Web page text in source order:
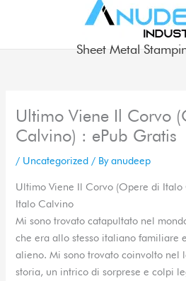
Sheet Metal
Ultimo Viene Il Corvo
Calvino) : ePub Gratis
/ Uncategorized / Byanudeep
Ultimo Viene Il Corvo (Opere di
Italo Calvino
Mi sono trovato catapultato nel
che era allo stesso italiano familiare
alieno. Mi sono trovato coinvolto nel
storia, un intrico di sorprese e colpi